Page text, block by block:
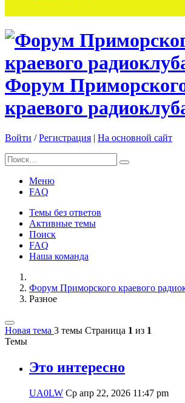
Форум
краевого
Войти /Регистрация | На основной сайт
Меню
FAQ
Темы без ответов
Активные темы
Поиск
FAQ
Наша команда
Форум Приморского краевого
Разное
Новая тема 3 темы Страница 1 из 1
Темы
Это интересно
UA0LW Ср апр 22, 2026 11:47 pm